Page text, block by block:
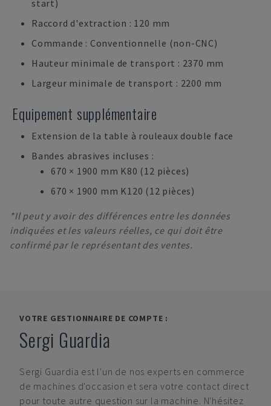
start)
Raccord d'extraction : 120 mm
Commande : Conventionnelle (non-CNC)
Hauteur minimale de transport : 2370 mm
Largeur minimale de transport : 2200 mm
Equipement supplémentaire
Extension de la table à rouleaux double face
Bandes abrasives incluses :
670 × 1900 mm K80 (12 pièces)
670 × 1900 mm K120 (12 pièces)
*Il peut y avoir des différences entre les données
indiquées et les valeurs réelles, ce qui doit être
confirmé par le représentant des ventes.
VOTRE GESTIONNAIRE DE COMPTE :
Sergi Guardia
Sergi Guardia est l'un de nos experts en commerce
de machines d'occasion et sera votre contact direct
pour toute autre question sur la machine. N'hésitez